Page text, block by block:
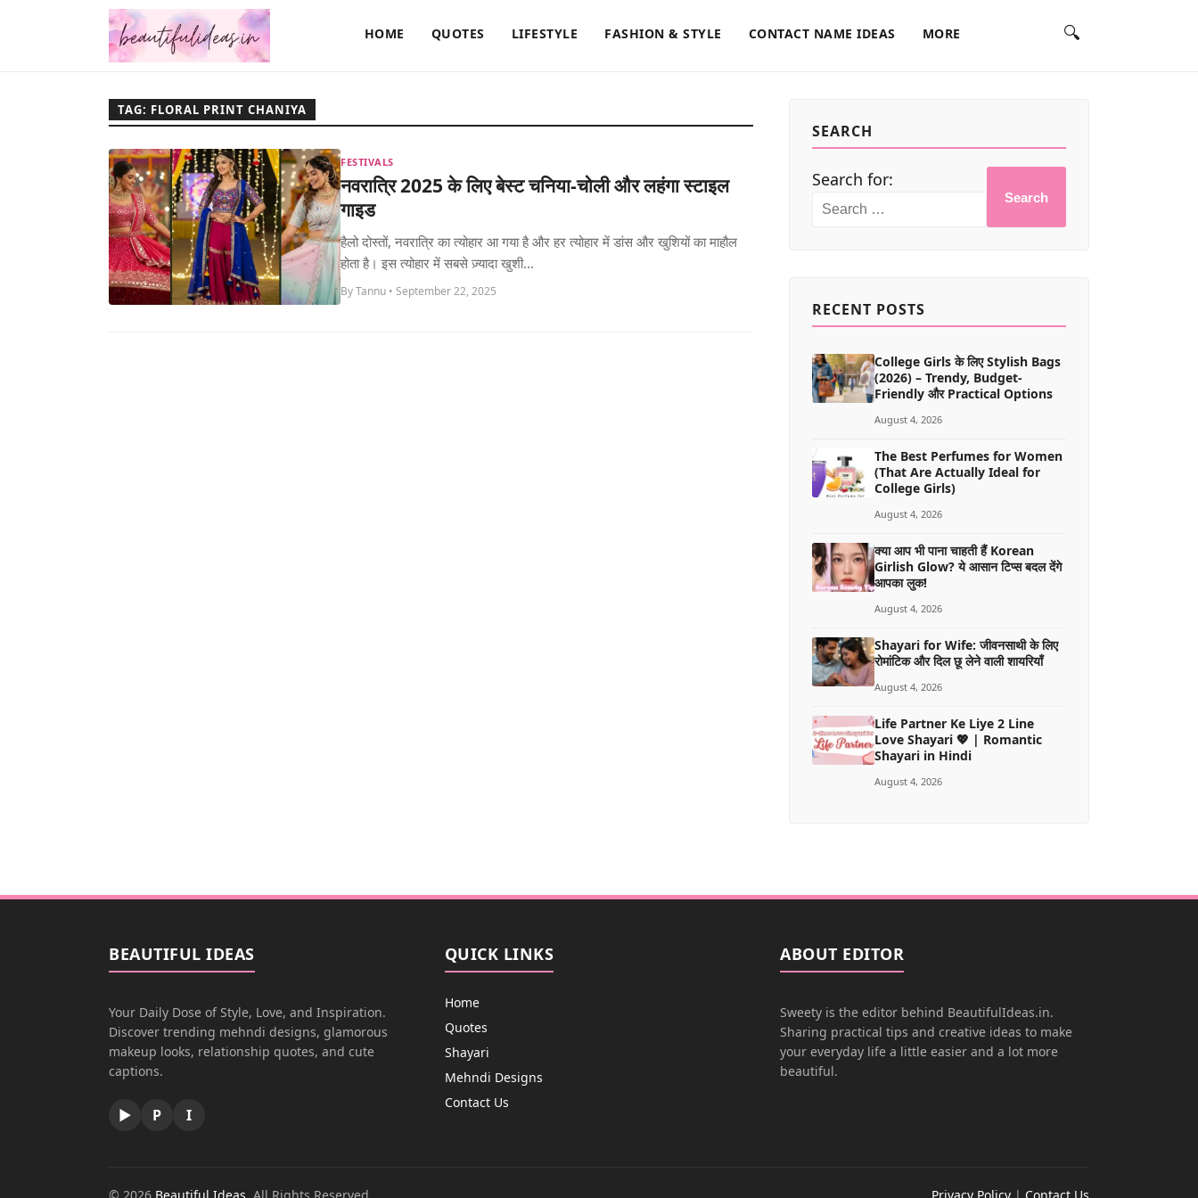
HOME QUOTES LIFESTYLE FASHION & STYLE CONTACT NAME IDEAS MORE 🔍
TAG: FLORAL PRINT CHANIYA
FESTIVALS
नवरात्रि 2025 के लिए बेस्ट चनिया-चोली और लहंगा स्टाइल
गाइड
हैलो दोस्तों, नवरात्रि का त्योहार आ गया है और हर त्योहार में डांस और खुशियों का माहौल
होता है। इस त्योहार में सबसे ज़्यादा खुशी...
By Tannu • September 22, 2025
SEARCH
Search for:
Search
RECENT POSTS
College Girls के लिए Stylish Bags
(2026) – Trendy, Budget-
Friendly और Practical Options
August 4, 2026
The Best Perfumes for Women
(That Are Actually Ideal for
College Girls)
August 4, 2026
क्या आप भी पाना चाहती हैं Korean
Girlish Glow? ये आसान टिप्स बदल देंगे
आपका लुक!
August 4, 2026
Shayari for Wife: जीवनसाथी के लिए
रोमांटिक और दिल छू लेने वाली शायरियाँ
August 4, 2026
Life Partner Ke Liye 2 Line
Love Shayari 💖 | Romantic
Shayari in Hindi
August 4, 2026
BEAUTIFUL IDEAS
Your Daily Dose of Style, Love, and Inspiration.
Discover trending mehndi designs, glamorous
makeup looks, relationship quotes, and cute
captions.
▶ P I
QUICK LINKS
Home
Quotes
Shayari
Mehndi Designs
Contact Us
ABOUT EDITOR
Sweety is the editor behind BeautifulIdeas.in.
Sharing practical tips and creative ideas to make
your everyday life a little easier and a lot more
beautiful.